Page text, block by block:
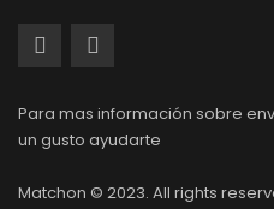
Para mas información sobre
un gusto ayudarte
Matchon © 2023. All rights